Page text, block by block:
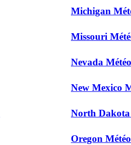
Michigan
Missouri
Nevada Météo
New Mexico
North Dakota
Oregon Météo